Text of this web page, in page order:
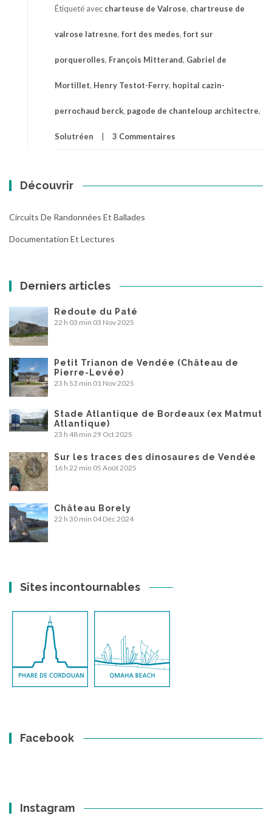
Étiqueté avec charteuse de Valrose, chartreuse de
valrose latresne, fort des medes, fort sur
porquerolles, François Mitterand, Gabriel de
Mortillet, Henry Testot-Ferry, hopital cazin-
perrochaud berck, pagode de chanteloup architectre,
Solutréen 3 Commentaires
Découvrir
Circuits De Randonnées Et Ballades
Documentation Et Lectures
Derniers articles
Redoute du Paté
22 h 03 min 03 Nov 2025
Petit Trianon de Vendée (Château de
Pierre-Levée)
23 h 53 min 01 Nov 2025
Stade Atlantique de Bordeaux (ex Matmut
Atlantique)
23 h 48 min 29 Oct 2025
Sur les traces des dinosaures de Vendée
16 h 22 min 05 Août 2025
Château Borely
22 h 30 min 04 Déc 2024
Sites incontournables
Facebook
Instagram